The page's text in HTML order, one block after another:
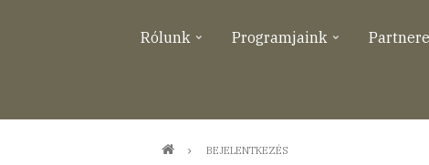
Rólunk Programjaink
BEJELENTKEZÉS